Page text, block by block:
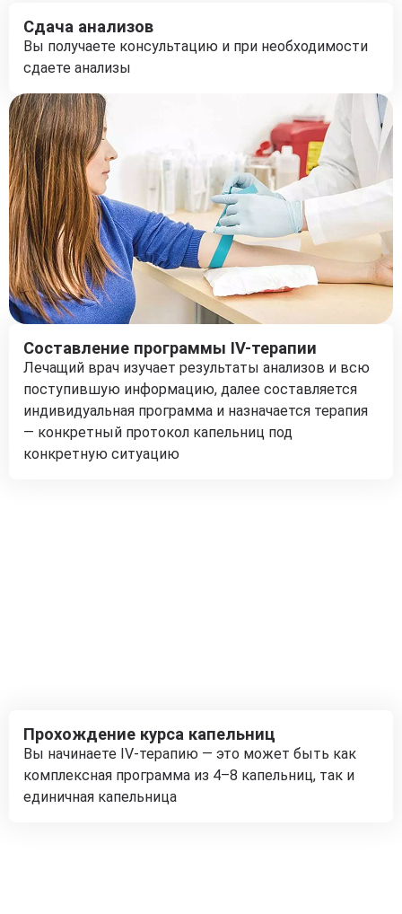
Сдача анализов
Вы получаете консультацию и при необходимости
сдаете анализы
Составление программы IV-терапии
Лечащий врач изучает результаты анализов и всю
поступившую информацию, далее составляется
индивидуальная программа и назначается терапия
— конкретный протокол капельниц под
конкретную ситуацию
Прохождение курса капельниц
Вы начинаете IV-терапию — это может быть как
комплексная программа из 4–8 капельниц, так и
единичная капельница